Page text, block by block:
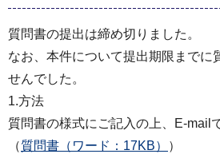
質問書の提出は締め切りました。
なお、本件について提出期限までに
せんでした。
1.方法
質問書の様式にご記入の上、E-mail
（質問書（ワード：17KB）
）